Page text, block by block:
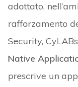
adottato,
rafforzamento
Security,
Native
prescrive un